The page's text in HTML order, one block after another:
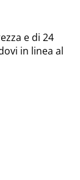
e di 24
in linea al